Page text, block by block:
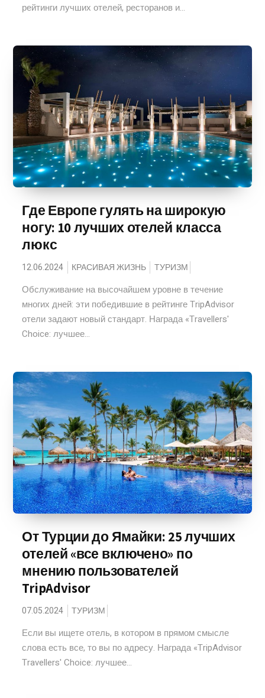
рейтинги лучших отелей, ресторанов и...
Где Европе гулять на широкую
ногу: 10 лучших отелей класса
люкс
12.06.2024 КРАСИВАЯ ЖИЗНЬ ТУРИЗМ
Обслуживание на высочайшем уровне в течение
многих дней: эти победившие в рейтинге TripAdvisor
отели задают новый стандарт. Награда «Travellers'
Choice: лучшее...
От Турции до Ямайки: 25 лучших
отелей «все включено» по
мнению пользователей
TripAdvisor
07.05.2024 ТУРИЗМ
Если вы ищете отель, в котором в прямом смысле
слова есть все, то вы по адресу. Награда «TripAdvisor
Travellers' Choice: лучшее...